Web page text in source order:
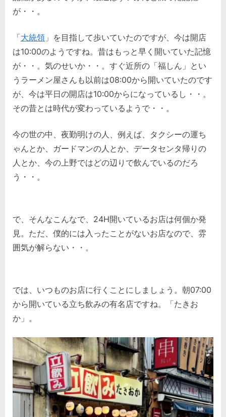
が・・。
「大統領 」を目指して歩いていたのですが、今は開店
は10:00のようですね。昔はもっと早く開いていた記憶
が・・。気のせいか・・。すぐ近所の「福しん」とい
うラーメン屋さんも以前は08:00から開いていたのです
が、今は平日の開店は10:00からになっているし・・。
その昔とは時代が変わっているようで・・。
今の世の中、夜勤明けの人、例えば、タクシーの運ち
ゃんとか、ガードマンの人とか、データセンタ帰りの
人とか、今の上野ではどの辺りで飲んでいるのだろ
う・・。
で、そんなこんなで、24H開いているお店は何個か発
見。ただ、僕的には入ったことがないお店なので、雰
囲気が解らない・・。
では、いつものお店に行くことにしましょう。朝07:00
から開いている立ち飲みの有名店ですね。「たきお
か」。